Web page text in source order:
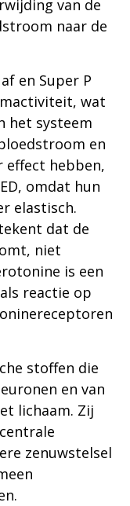
van de
naar de
en Super P
wat
het systeem
en
effect hebben,
omdat hun
elastisch.
dat de
niet
is een
reactie op
stoffen die
en van
lichaam. Zij
zenuwstelsel